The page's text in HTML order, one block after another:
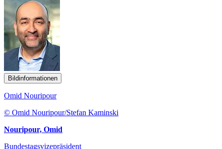
Bildinformationen
Omid Nouripour
© Omid Nouripour/Stefan Kaminski
Nouripour, Omid
Bundestagsvizepräsident